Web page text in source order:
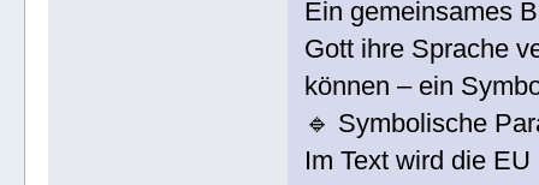
Ein gemeinsames
Gott ihre Sprache
können – ein
🔹 Symbolische
Im Text wird die